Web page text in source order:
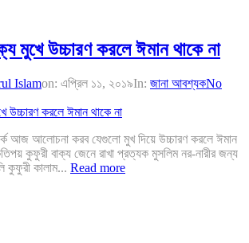
মুখে উচ্চারণ করলে ঈমান থাকে না
Islamon: এপ্রিল ১১, ২০১৯In: জানা আবশ্যকNo
আজ আলোচনা করব যেগুলো মুখ দিয়ে উচ্চারণ করলে ঈমান
কুফুরী বাক্য জেনে রাখা প্রত্যক মুসলিম নর-নারীর জন্য
কুফুরী কালাম... Read more